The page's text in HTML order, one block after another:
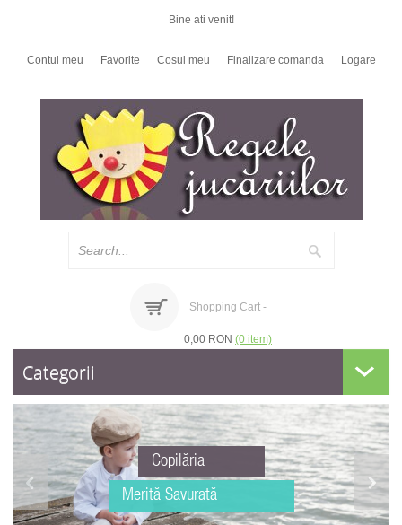
Bine ati venit!
Contul meu Favorite Cosul meu Finalizare comanda Logare
Shopping Cart -
0,00 RON (0 item)
Categorii
Copilăria
Merită Savurată